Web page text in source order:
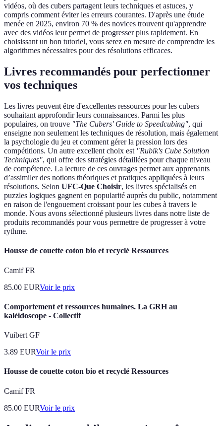
vidéos, où des cubers partagent leurs techniques et astuces, y
compris comment éviter les erreurs courantes. D'après une étude
menée en 2025, environ 70 % des novices trouvent qu'apprendre
avec des vidéos leur permet de progresser plus rapidement. En
choisissant un bon tutoriel, vous serez en mesure de comprendre les
algorithmes nécessaires pour des résolutions efficaces.
Livres recommandés pour perfectionner
vos techniques
Les livres peuvent être d'excellentes ressources pour les cubers
souhaitant approfondir leurs connaissances. Parmi les plus
populaires, on trouve "The Cubers' Guide to Speedcubing", qui
enseigne non seulement les techniques de résolution, mais également
la psychologie du jeu et comment gérer la pression lors des
compétitions. Un autre excellent choix est "Rubik's Cube Solution
Techniques", qui offre des stratégies détaillées pour chaque niveau
de compétence. La lecture de ces ouvrages permet aux apprenants
d’assimiler des notions théoriques et pratiques appliquées à leurs
résolutions. Selon UFC-Que Choisir, les livres spécialisés en
puzzles logiques gagnent en popularité auprès du public, notamment
en raison de l'engouement croissant pour les cubes à travers le
monde. Nous avons sélectionné plusieurs livres dans notre liste de
produits recommandés pour vous permettre de progresser à votre
rythme.
Housse de couette coton bio et recyclé Ressources
Camif FR
85.00 EURVoir le prix
Comportement et ressources humaines. La GRH au
kaléidoscope - Collectif
Vuibert GF
3.89 EURVoir le prix
Housse de couette coton bio et recyclé Ressources
Camif FR
85.00 EURVoir le prix